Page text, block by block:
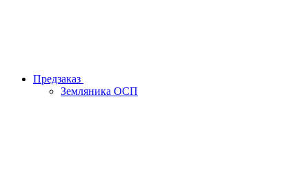
Предзаказ
Земляника ОСП